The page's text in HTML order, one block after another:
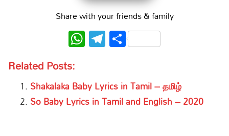
Share with your friends & family
WhatsApp
Telegram
Share
Related Posts:
Shakalaka Baby Lyrics in Tamil – தமிழ்
So Baby Lyrics in Tamil and English – 2020